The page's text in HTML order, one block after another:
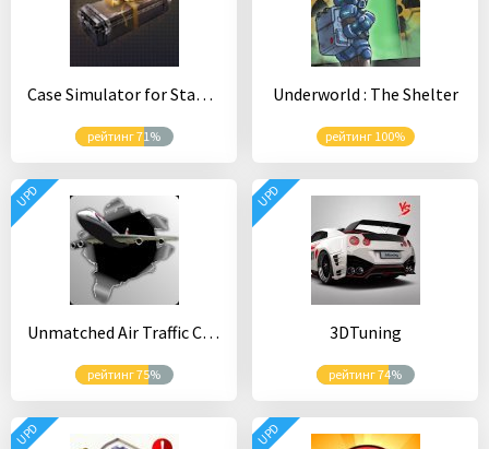
Case Simulator for Standoff 2
рейтинг 71%
Underworld : The Shelter
рейтинг 100%
Unmatched Air Traffic Control
рейтинг 75%
UPD
3DTuning
рейтинг 74%
UPD
UPD UPD